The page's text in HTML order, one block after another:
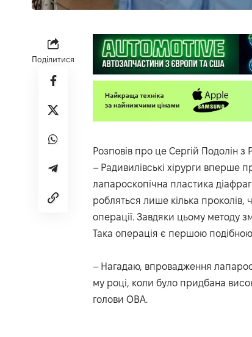
Поділитися
Розповів про це Сергій Подолін з
– Радивилівські хірурги вперше
лапароскопічна пластика
робляться лише кілька проколів,
операції. Завдяки цьому методу
Така операція є першою подібною
– Нагадаю, впровадження
му році, коли було придбана
голови ОВА.